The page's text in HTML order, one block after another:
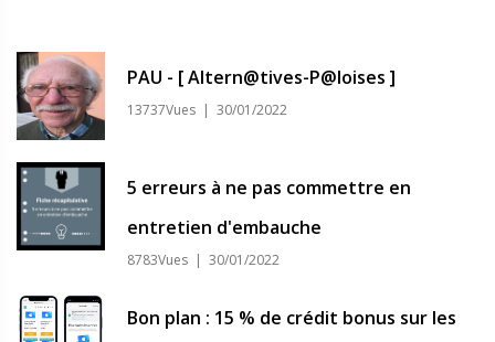
PAU - [ Altern@tives-P@loises ]
13737Vues | 30/01/2022
5 erreurs à ne pas commettre en
entretien d'embauche
8783Vues | 30/01/2022
Bon plan : 15 % de crédit bonus sur les